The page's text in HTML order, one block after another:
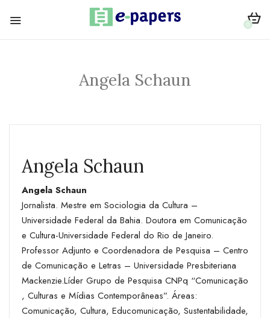
0
Angela Schaun
Angela Schaun
Angela Schaun
Jornalista. Mestre em Sociologia da Cultura –
Universidade Federal da Bahia. Doutora em Comunicação
e Cultura-Universidade Federal do Rio de Janeiro.
Professor Adjunto e Coordenadora de Pesquisa – Centro
de Comunicação e Letras – Universidade Presbiteriana
Mackenzie.Líder Grupo de Pesquisa CNPq “Comunicação
, Culturas e Mídias Contemporâneas”. Áreas:
Comunicação, Cultura, Educomunicação, Sustentabilidade,